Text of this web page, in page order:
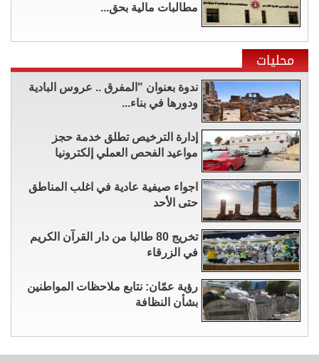
مطالبات مالية بحق...
محليات
ندوة بعنوان "المفرق .. عروس البادية
ودورها في بناء...
إدارة الترخيص تطلق خدمة حجز
مواعيد الفحص العملي إلكترونيا
اجواء صيفية عادية في اغلب المناطق
حتى الأحد
تخريج 80 طالبا من دار القرآن الكريم
في الزرقاء
رؤية عمّان: نتابع ملاحظات المواطنين
بشأن النظافة